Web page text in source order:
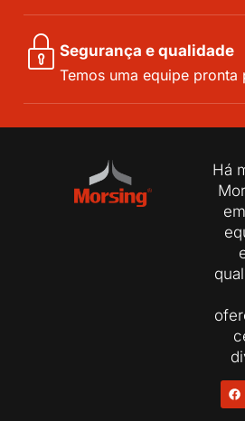
Segurança e qualidade
Temos uma equipe pronta
Há